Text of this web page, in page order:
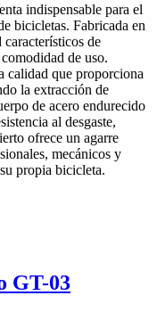
indispensable para el
bicicletas. Fabricada en
de
de uso.
calidad que proporciona
la extracción de
de acero endurecido
al desgaste,
ofrece un agarre
mecánicos y
propia bicicleta.
GT-03